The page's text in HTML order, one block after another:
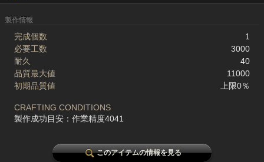
製作情報
完成個数
1
必要工数
3000
耐久
40
品質最大値
11000
初期品質値
上限0％
CRAFTING CONDITIONS
製作成功目安：作業精度4041
このアイテムの情報を見る